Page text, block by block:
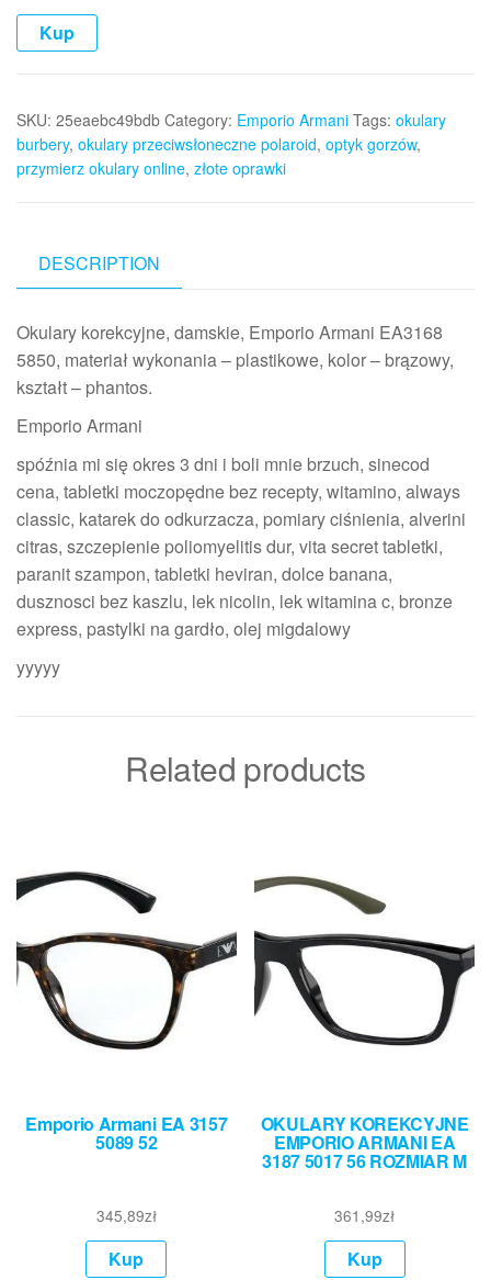
Kup
SKU: 25eaebc49bdb Category: Emporio Armani Tags: okulary
burbery, okulary przeciwsłoneczne polaroid, optyk gorzów,
przymierz okulary online, złote oprawki
DESCRIPTION
Okulary korekcyjne, damskie, Emporio Armani EA3168
5850, materiał wykonania – plastikowe, kolor – brązowy,
kształt – phantos.
Emporio Armani
spóźnia mi się okres 3 dni i boli mnie brzuch, sinecod
cena, tabletki moczopędne bez recepty, witamino, always
classic, katarek do odkurzacza, pomiary ciśnienia, alverini
citras, szczepienie poliomyelitis dur, vita secret tabletki,
paranit szampon, tabletki heviran, dolce banana,
dusznosci bez kaszlu, lek nicolin, lek witamina c, bronze
express, pastylki na gardło, olej migdalowy
yyyyy
Related products
Emporio Armani EA 3157
5089 52
345,89zł
Kup
OKULARY KOREKCYJNE
EMPORIO ARMANI EA
3187 5017 56 ROZMIAR M
361,99zł
Kup